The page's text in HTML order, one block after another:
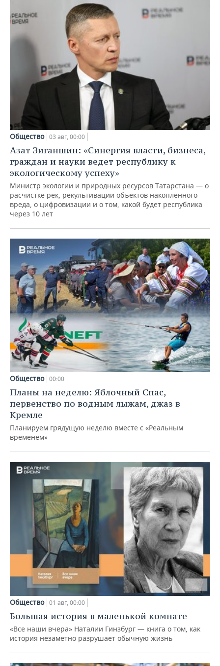
Общество 03 авг, 00:00
Азат Зиганшин: «Синергия власти, бизнеса,
граждан и науки ведет республику к
экологическому успеху»
Министр экологии и природных ресурсов Татарстана — о
расчистке рек, рекультивации объектов накопленного
вреда, о цифровизации и о том, какой будет республика
через 10 лет
Общество 00:00
Планы на неделю: Яблочный Спас,
первенство по водным лыжам, джаз в
Кремле
Планируем грядущую неделю вместе с «Реальным
временем»
Общество 01 авг, 00:00
Большая история в маленькой комнате
«Все наши вчера» Наталии Гинзбург — книга о том, как
история незаметно разрушает обычную жизнь